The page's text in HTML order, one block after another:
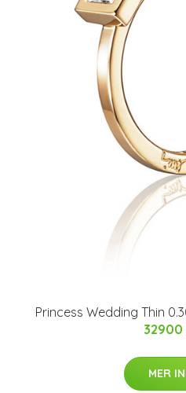
Princess Wedding Thin
32900
MER